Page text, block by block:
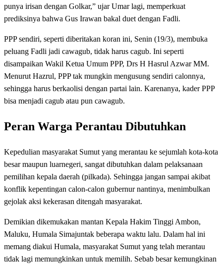
punya irisan dengan Golkar,” ujar Umar lagi, memperkuat
prediksinya bahwa Gus Irawan bakal duet dengan Fadli.
PPP sendiri, seperti diberitakan koran ini, Senin (19/3), membuka
peluang Fadli jadi cawagub, tidak harus cagub. Ini seperti
disampaikan Wakil Ketua Umum PPP, Drs H Hasrul Azwar MM.
Menurut Hazrul, PPP tak mungkin mengusung sendiri calonnya,
sehingga harus berkaolisi dengan partai lain. Karenanya, kader PPP
bisa menjadi cagub atau pun cawagub.
Peran Warga Perantau Dibutuhkan
Kepedulian masyarakat Sumut yang merantau ke sejumlah kota-kota
besar maupun luarnegeri, sangat dibutuhkan dalam pelaksanaan
pemilihan kepala daerah (pilkada). Sehingga jangan sampai akibat
konflik kepentingan calon-calon gubernur nantinya, menimbulkan
gejolak aksi kekerasan ditengah masyarakat.
Demikian dikemukakan mantan Kepala Hakim Tinggi Ambon,
Maluku, Humala Simajuntak beberapa waktu lalu. Dalam hal ini
memang diakui Humala, masyarakat Sumut yang telah merantau
tidak lagi memungkinkan untuk memilih. Sebab besar kemungkinan